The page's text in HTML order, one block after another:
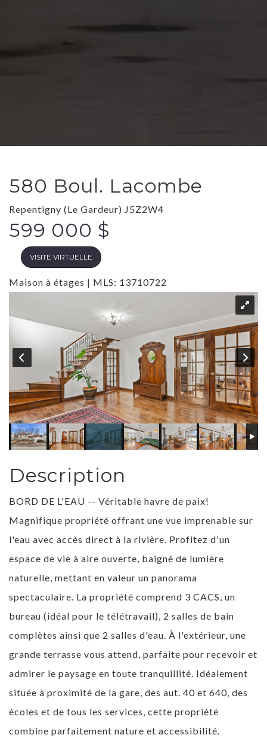
580 Boul. Lacombe
Repentigny (Le Gardeur) J5Z2W4
599 000 $
VISITE VIRTUELLE
Maison à étages | MLS: 13710722
Description
BORD DE L'EAU -- Véritable havre de paix!
Magnifique propriété offrant une vue imprenable sur
l'eau avec accès direct à la rivière. Profitez d'un
espace de vie à aire ouverte, baigné de lumière
naturelle, mettant en valeur un panorama
spectaculaire. La propriété comprend 3 CACS, un
bureau (idéal pour le télétravail), 2 salles de bain
complètes ainsi que 2 salles d'eau. À l'extérieur, une
grande terrasse vous attend, parfaite pour recevoir et
admirer le paysage en toute tranquillité. Idéalement
située à proximité de la gare, des aut. 40 et 640, des
écoles et de tous les services, cette propriété
combine parfaitement nature et accessibilité.